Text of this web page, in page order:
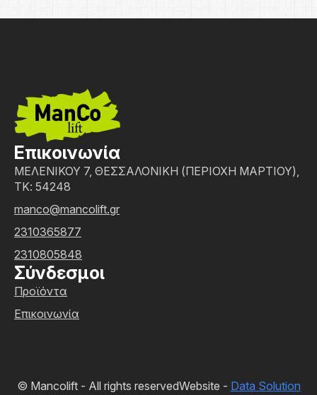
Επικοινωνία
ΜΕΛΕΝΙΚΟΥ 7, ΘΕΣΣΑΛΟΝΙΚΗ (ΠΕΡΙΟΧΗ ΜΑΡΤΙΟΥ),
ΤΚ: 54248
manco@mancolift.gr
2310365877
2310805848
Σύνδεσμοι
Προϊόντα
Επικοινωνία
© Mancolift - All rights reservedWebsite - Data Solution